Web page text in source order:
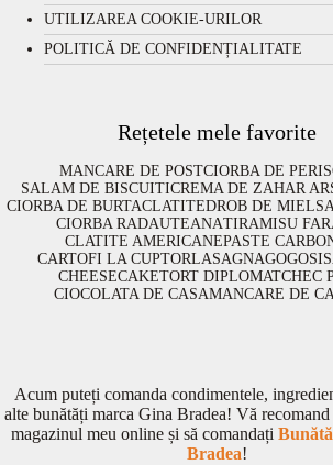
UTILIZAREA COOKIE-URILOR
POLITICĂ DE CONFIDENȚIALITATE
Rețetele mele favorite
MANCARE DE POSTCIORBA DE
SALAM DE BISCUITICREMA DE ZAHAR
CIORBA DE BURTACLATITEDROB DE MIEL
CIORBA RADAUTEANATIRAMISU
CLATITE AMERICANEPASTE
CARTOFI LA CUPTORLASAGNAGOGOSI
CHEESECAKETORT DIPLOMATCHEC
CIOCOLATA DE CASAMANCARE DE
Acum puteți comanda condimentele,
alte bunătăți marca Gina Bradea! Vă
magazinul meu online și să comandați
Bradea!